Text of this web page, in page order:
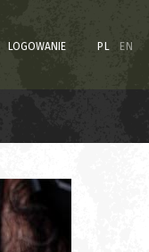
LOGOWANIE PL EN